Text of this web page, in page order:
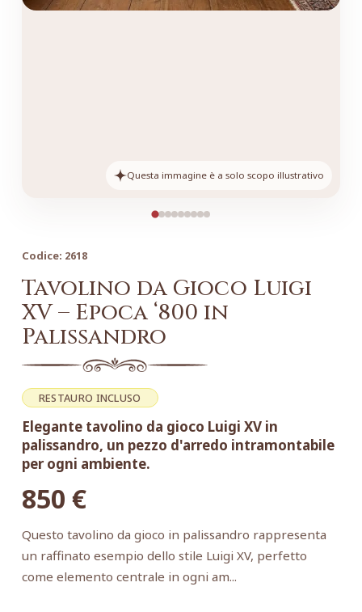
Questa immagine è a solo scopo illustrativo
Codice: 2618
Tavolino da Gioco Luigi
XV – Epoca ‘800 in
Palissandro
RESTAURO INCLUSO
Elegante tavolino da gioco Luigi XV in
palissandro, un pezzo d'arredo intramontabile
per ogni ambiente.
850 €
Questo tavolino da gioco in palissandro rappresenta
un raffinato esempio dello stile Luigi XV, perfetto
come elemento centrale in ogni am...